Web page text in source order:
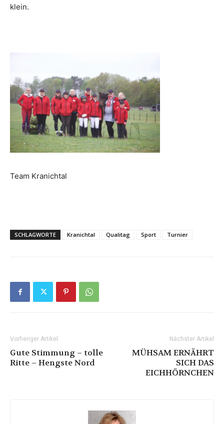
klein.
Team Kranichtal
SCHLAGWORTE Kranichtal Qualitag Sport Turnier
Vorheriger Artikel
Gute Stimmung – tolle
Ritte – Hengste Nord
Nächster Artikel
MÜHSAM ERNÄHRT
SICH DAS
EICHHÖRNCHEN